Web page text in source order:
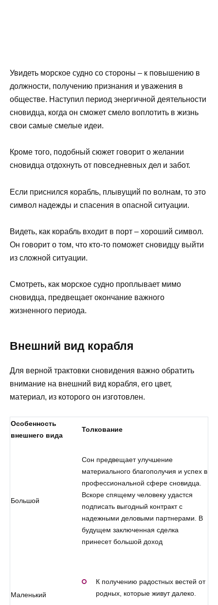
Увидеть морское судно со стороны – к повышению в
должности, получению признания и уважения в
обществе. Наступил период энергичной деятельности
сновидца, когда он сможет смело воплотить в жизнь
свои самые смелые идеи.
Кроме того, подобный сюжет говорит о желании
сновидца отдохнуть от повседневных дел и забот.
Если приснился корабль, плывущий по волнам, то это
символ надежды и спасения в опасной ситуации.
Видеть, как корабль входит в порт – хороший символ.
Он говорит о том, что кто-то поможет сновидцу выйти
из сложной ситуации.
Смотреть, как морское судно проплывает мимо
сновидца, предвещает окончание важного
жизненного периода.
Внешний вид корабля
Для верной трактовки сновидения важно обратить
внимание на внешний вид корабля, его цвет,
материал, из которого он изготовлен.
Особенность
внешнего вида
Толкование
Большой
Сон предвещает улучшение
материального благополучия и успех в
профессиональной сфере сновидца.
Вскоре спящему человеку удастся
подписать выгодный контракт с
надежными деловыми партнерами. В
будущем заключенная сделка
принесет большой доход
Маленький
К получению радостных вестей от
родных, которые живут далеко.